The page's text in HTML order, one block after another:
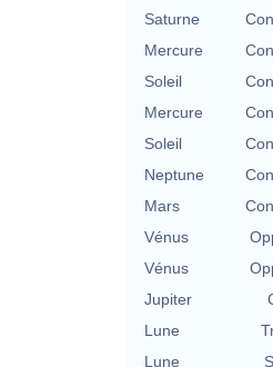
Saturne
Mercure
Soleil
Mercure
Soleil
Neptune
Mars
Vénus
Vénus
Jupiter
Lune
Lune